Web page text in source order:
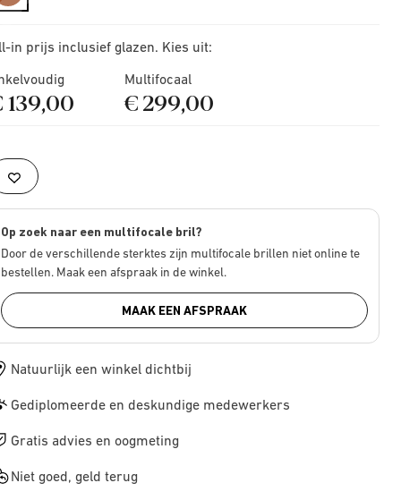
selected
in prijs inclusief glazen. Kies uit:
139,00
Multifocaal
€ 299,00
Op zoek naar een multifocale bril?
Door de verschillende sterktes zijn multifocale brillen niet online te
bestellen. Maak een afspraak in de winkel.
MAAK EEN AFSPRAAK
Natuurlijk een winkel dichtbij
Gediplomeerde en deskundige medewerkers
Gratis advies en oogmeting
Niet goed, geld terug